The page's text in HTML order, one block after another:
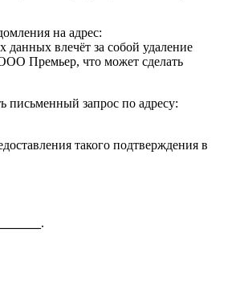
на адрес:
данных влечёт за собой удаление
Премьер, что может сделать
письменный запрос по адресу:
такого подтверждения в
.